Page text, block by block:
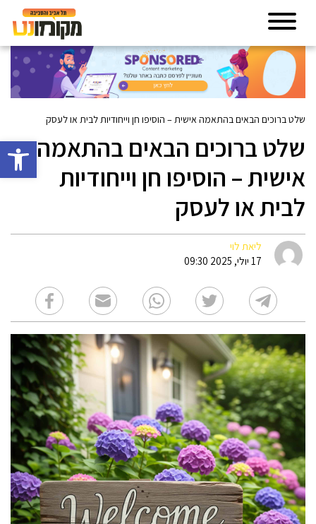
פתח
שלט ברוכים הבאים בהתאמה אישית – הוסיפו חן וייחודיות לבית או לעסק
שלט ברוכים הבאים בהתאמה
אישית – הוסיפו חן וייחודיות
לבית או לעסק
ליאת לוי
17 יולי, 2025 09:30